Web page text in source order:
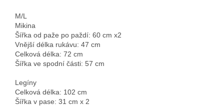
M/L
Mikina
Šířka od paže po paždí: 60 cm x2
Vnější délka rukávu: 47 cm
Celková délka: 72 cm
Šířka ve spodní části: 57 cm
Legíny
Celková délka: 102 cm
Šířka v pase: 31 cm x 2